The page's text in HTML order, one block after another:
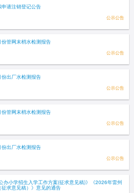
请注销登记公告
公示公告
管网末梢水检测报告
公示公告
出厂水检测报告
公示公告
管网末梢水检测报告
公示公告
出厂水检测报告
公示公告
办小学招生入学工作方案(征求意见稿)》《2026年雷州
求意见稿）》意见的通告